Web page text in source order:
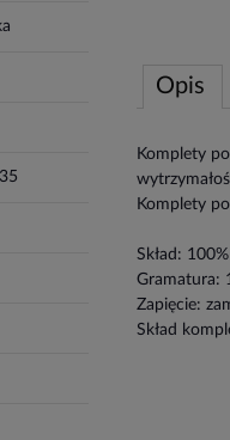
Opis
Komplety
Komplety
Skład:
Gramatura:
Zapięcie:
Skład